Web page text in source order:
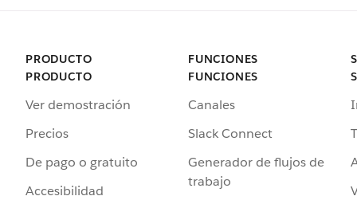
PRODUCTO
PRODUCTO
Ver demostración
Precios
De pago o gratuito
Accesibilidad
FUNCIONES
FUNCIONES
Canales
Slack Connect
Generador de flujos de
trabajo